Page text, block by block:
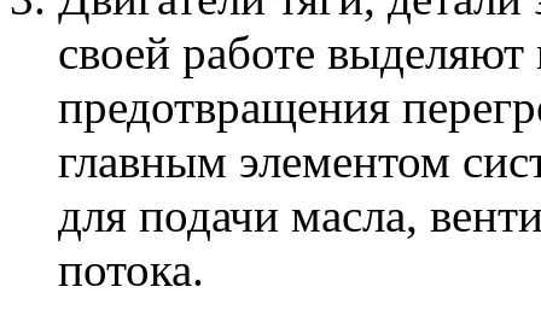
своей работе
предотвращения
главным элементом
для подачи масла,
потока.